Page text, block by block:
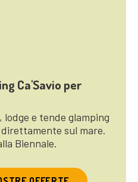
Ca'Savio per
lodge e tende glamping
sul mare.
Biennale.